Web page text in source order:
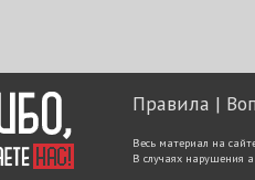
Правила
Весь материал на
В случаях нарушения